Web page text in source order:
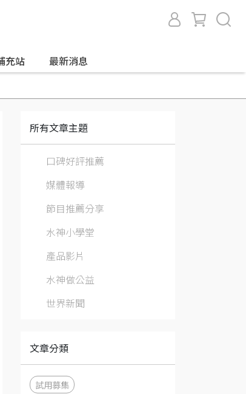
充站 最新消息
所有文章主題
口碑好評推薦
媒體報導
節目推薦分享
水神小學堂
產品影片
水神做公益
世界新聞
文章分類
試用募集